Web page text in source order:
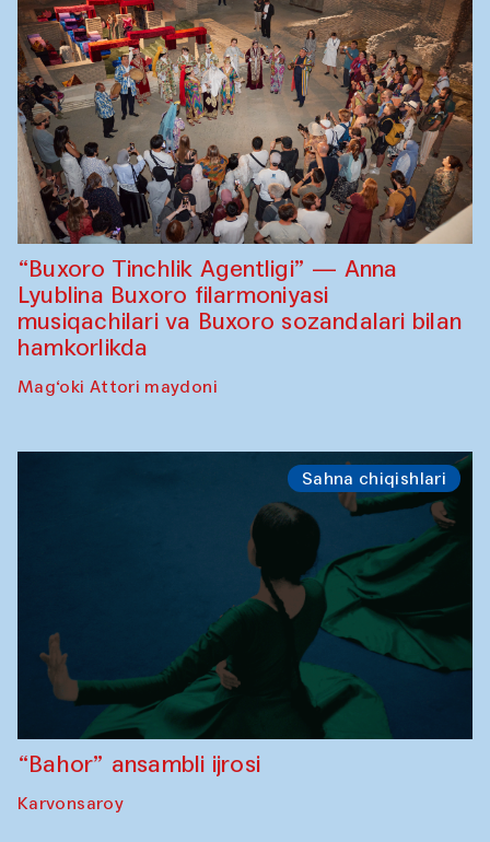
“Buxoro Tinchlik Agentligi” — Anna
Lyublina Buxoro filarmoniyasi
musiqachilari va Buxoro sozandalari bilan
hamkorlikda
Mag‘oki Attori maydoni
Sahna chiqishlari
“Bahor” ansambli ijrosi
Karvonsaroy